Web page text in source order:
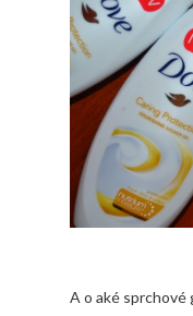
A o aké sprchové